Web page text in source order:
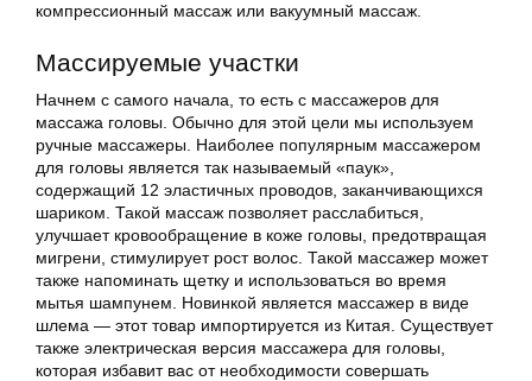
компрессионный массаж или вакуумный массаж.
Массируемые участки
Начнем с самого начала, то есть с массажеров для
массажа головы. Обычно для этой цели мы используем
ручные массажеры. Наиболее популярным массажером
для головы является так называемый «паук»,
содержащий 12 эластичных проводов, заканчивающихся
шариком. Такой массаж позволяет расслабиться,
улучшает кровообращение в коже головы, предотвращая
мигрени, стимулирует рост волос. Такой массажер может
также напоминать щетку и использоваться во время
мытья шампунем. Новинкой является массажер в виде
шлема — этот товар импортируется из Китая. Существует
также электрическая версия массажера для головы,
которая избавит вас от необходимости совершать